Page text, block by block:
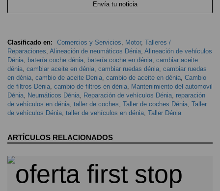
Envía tu noticia
Clasificado en: Comercios y Servicios, Motor, Talleres /
Reparaciones, Alineación de neumáticos Dénia, Alineación de vehículos
Dénia, batería coche dénia, batería coche en dénia, cambiar aceite
dénia, cambiar aceite en dénia, cambiar ruedas dénia, cambiar ruedas
en dénia, cambio de aceite Denia, cambio de aceite en dénia, Cambio
de filtros Dénia, cambio de filtros en dénia, Mantenimiento del automovil
Dénia, Neumáticos Dénia, Reparación de vehículos Dénia, reparación
de vehículos en dénia, taller de coches, Taller de coches Dénia, Taller
de vehículos Dénia, taller de vehículos en dénia, Taller Dénia
ARTÍCULOS RELACIONADOS